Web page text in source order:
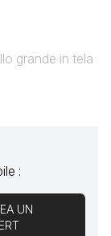
grande in tela
:
UN